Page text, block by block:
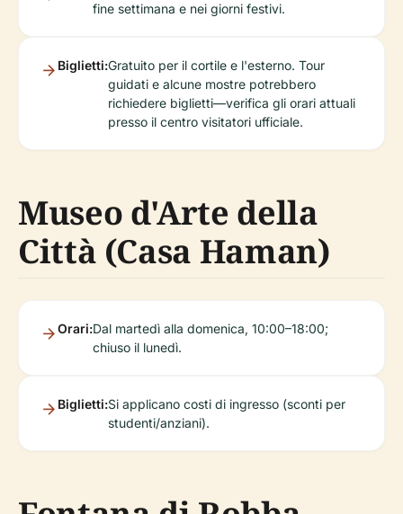
fine settimana e nei giorni festivi.
Biglietti:Gratuito per il cortile e l'esterno. Tour
guidati e alcune mostre potrebbero
richiedere biglietti—verifica gli orari attuali
presso il centro visitatori ufficiale.
Museo d'Arte della
Città (Casa Haman)
Orari:Dal martedì alla domenica, 10:00–18:00;
chiuso il lunedì.
Biglietti:Si applicano costi di ingresso (sconti per
studenti/anziani).